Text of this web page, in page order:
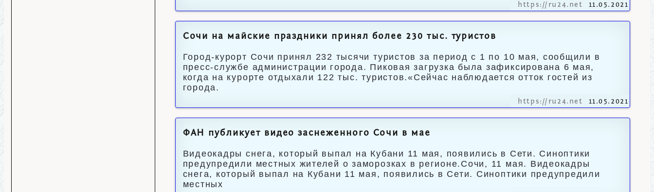
https://ru24.net 11.05.2021
Сочи на майские праздники принял более 230 тыс. туристов
Город-курорт Сочи принял 232 тысячи туристов за период с 1 по 10 мая, сообщили в
пресс-службе администрации города. Пиковая загрузка была зафиксирована 6 мая,
когда на курорте отдыхали 122 тыс. туристов.«Сейчас наблюдается отток гостей из
города.
https://ru24.net 11.05.2021
ФАН публикует видео заснеженного Сочи в мае
Видеокадры снега, который выпал на Кубани 11 мая, появились в Сети. Синоптики
предупредили местных жителей о заморозках в регионе.Сочи, 11 мая. Видеокадры
снега, который выпал на Кубани 11 мая, появились в Сети. Синоптики предупредили
местных